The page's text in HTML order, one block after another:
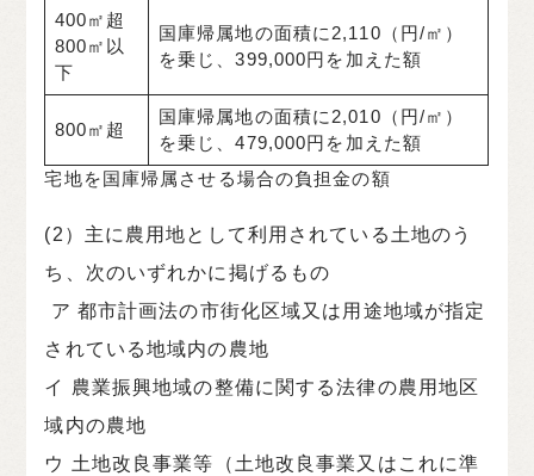
400㎡超
800㎡以
下
国庫帰属地の面積に2,110（円/㎡）
を乗じ、399,000円を加えた額
800㎡超
国庫帰属地の面積に2,010（円/㎡）
を乗じ、479,000円を加えた額
宅地を国庫帰属させる場合の負担金の額
(2）主に農用地として利用されている土地のう
ち、次のいずれかに掲げるもの
ア 都市計画法の市街化区域又は用途地域が指定
されている地域内の農地
イ 農業振興地域の整備に関する法律の農用地区
域内の農地
ウ 土地改良事業等（土地改良事業又はこれに準